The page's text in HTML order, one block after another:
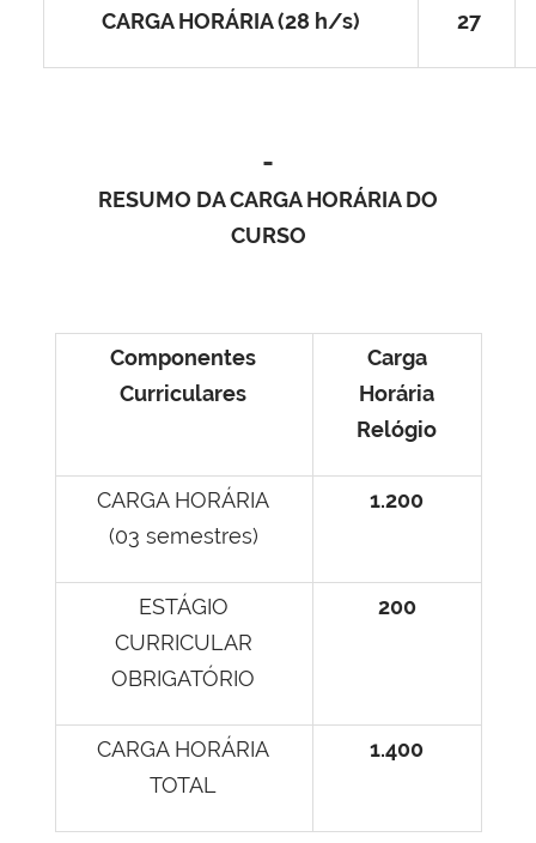
CARGA HORÁRIA (28 h/s) 27
RESUMO DA CARGA HORÁRIA DO
CURSO
Componentes
Curriculares
Carga
Horária
Relógio
CARGA HORÁRIA
(03 semestres)
1.200
ESTÁGIO
CURRICULAR
OBRIGATÓRIO
200
CARGA HORÁRIA
TOTAL
1.400